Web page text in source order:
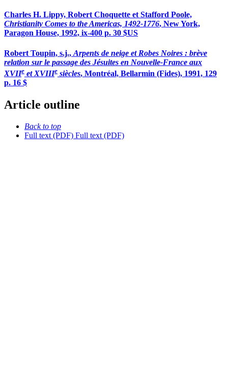
Charles H. Lippy, Robert Choquette et Stafford Poole,
Christianity Comes to the Americas, 1492-1776, New York,
Paragon House, 1992, ix-400 p. 30 $US
Robert Toupin, s.j., Arpents de neige et Robes Noires : brève
relation sur le passage des Jésuites en Nouvelle-France aux
XVIIe et XVIIIe siècles, Montréal, Bellarmin (Fides), 1991, 129
p. 16 $
Article outline
Back to top
Full text (PDF) Full text (PDF)